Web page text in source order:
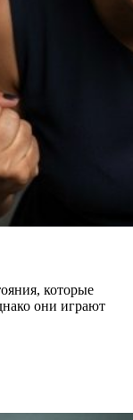
которые
они играют